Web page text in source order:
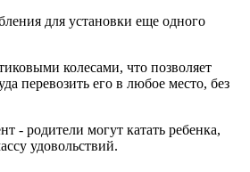
для установки еще одного
колесами, что позволяет
перевозить его в любое место, без
- родители могут катать ребенка,
удовольствий.